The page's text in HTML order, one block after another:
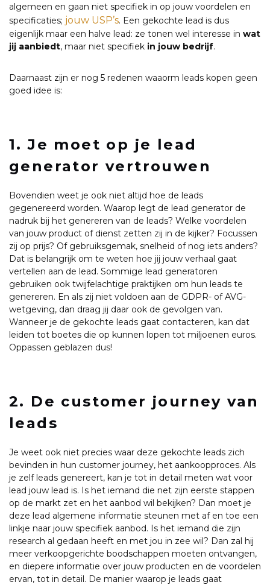
algemeen en gaan niet specifiek in op jouw voordelen en
specificaties; jouw USP’s. Een gekochte lead is dus
eigenlijk maar een halve lead: ze tonen wel interesse in wat
jij aanbiedt, maar niet specifiek in jouw bedrijf.
Daarnaast zijn er nog 5 redenen waaorm leads kopen geen
goed idee is:
1. Je moet op je lead
generator vertrouwen
Bovendien weet je ook niet altijd hoe de leads
gegenereerd worden. Waarop legt de lead generator de
nadruk bij het genereren van de leads? Welke voordelen
van jouw product of dienst zetten zij in de kijker? Focussen
zij op prijs? Of gebruiksgemak, snelheid of nog iets anders?
Dat is belangrijk om te weten hoe jij jouw verhaal gaat
vertellen aan de lead. Sommige lead generatoren
gebruiken ook twijfelachtige praktijken om hun leads te
genereren. En als zij niet voldoen aan de GDPR- of AVG-
wetgeving, dan draag jij daar ook de gevolgen van.
Wanneer je de gekochte leads gaat contacteren, kan dat
leiden tot boetes die op kunnen lopen tot miljoenen euros.
Oppassen geblazen dus!
2. De customer journey van
leads
Je weet ook niet precies waar deze gekochte leads zich
bevinden in hun customer journey, het aankoopproces. Als
je zelf leads genereert, kan je tot in detail meten wat voor
lead jouw lead is. Is het iemand die net zijn eerste stappen
op de markt zet en het aanbod wil bekijken? Dan moet je
deze lead algemene informatie steunen met af en toe een
linkje naar jouw specifiek aanbod. Is het iemand die zijn
research al gedaan heeft en met jou in zee wil? Dan zal hij
meer verkoopgerichte boodschappen moeten ontvangen,
en diepere informatie over jouw producten en de voordelen
ervan, tot in detail. De manier waarop je leads gaat